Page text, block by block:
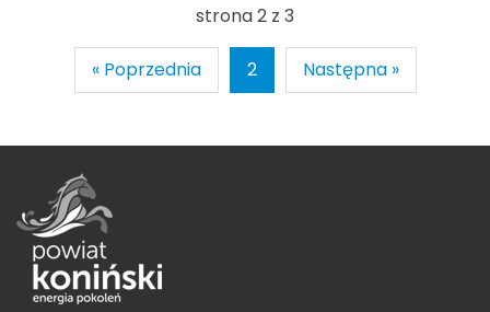
strona 2 z 3
« Poprzednia 2 Następna »